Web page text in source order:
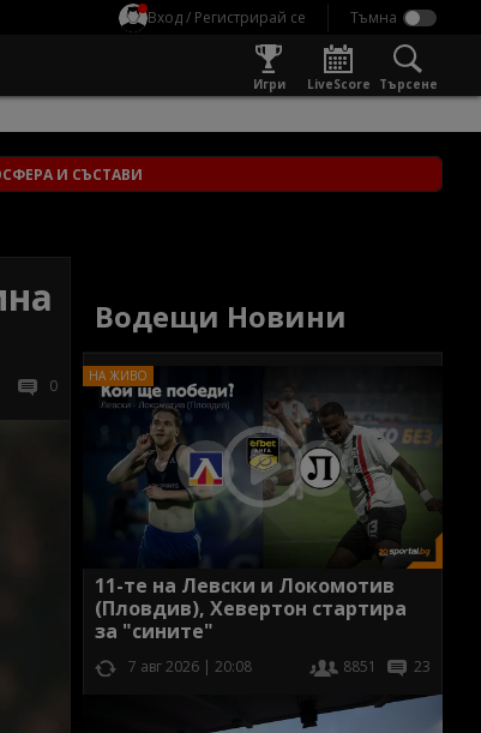
Вход / Регистрирай се
Игри LiveScore Търсене
И СЪСТАВИ
0
Водещи Новини
11-те на Левски и Локомотив
(Пловдив), Хевертон стартира
за "сините"
7 авг 2026 | 20:08 8851 23